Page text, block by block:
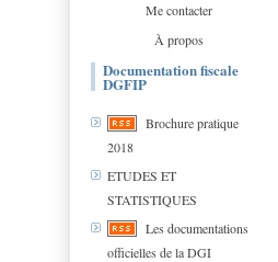
Me contacter
À propos
Documentation fiscale
DGFIP
Brochure pratique
2018
ETUDES ET
STATISTIQUES
Les documentations
officielles de la DGI